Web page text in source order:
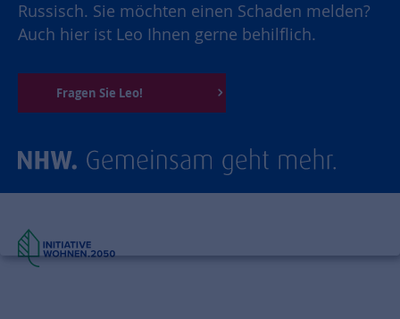
Russisch. Sie möchten einen Schaden melden?
Auch hier ist Leo Ihnen gerne behilflich.
Fragen Sie Leo!